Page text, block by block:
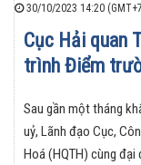
30/10/2023 14:20
Cục Hải quan
trình Điểm
Sau gần một tháng
uỷ, Lãnh đạo Cục,
Hoá (HQTH) cùng đại